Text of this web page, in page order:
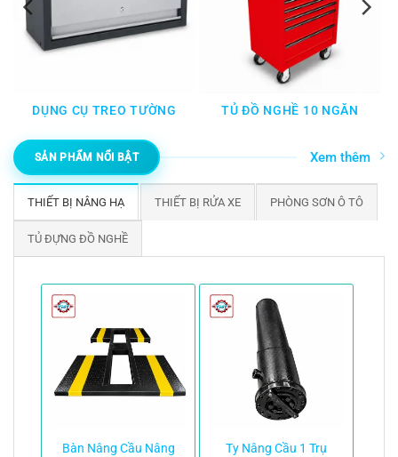
DỤNG CỤ TREO TƯỜNG TỦ ĐỒ NGHỀ 10 NGĂN
SẢN PHẨM NỔI BẬT Xem thêm
THIẾT BỊ NÂNG HẠ THIẾT BỊ RỬA XE PHÒNG SƠN Ô TÔ
TỦ ĐỰNG ĐỒ NGHỀ
Bàn Nâng Cầu Nâng
Ty Nâng Cầu 1 Trụ